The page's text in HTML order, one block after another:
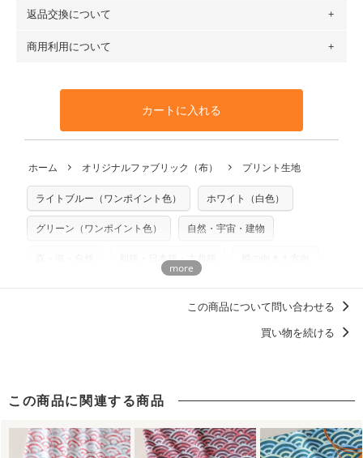
※カットを希望の方は備考欄に「50cmずつカット希望」など
ご記載ください（50cm単位でのカットのみ）
プリント布の仕様についてもっと詳しく見る
ットン（ダブルガーゼ）・100％コットン（ローン）・コッ
トンリネン（ビエラ織）・100％コットン（ツイル）・
100％コットン（キャンバス・11号帆布）です。
生地見本サンプル（無料）を購入する
・ネコポスでの配送は、布は2mまで型紙は2個までとなりま
も送料の表示が600円となり宅急便での配送となります。
となります。
※万が一、検品時に不備が見つかった場合は、4～5営業日後
※土日祝は営業日に含まれません。
※配送日のご指定は承れません。出来上がり次第、順次発送
返品交換について
・布はご注文後に注文数量のみをプリントするため、
購入後
や用尺をお間違えのないようお願いします。思っていた色味
と違う、などの理由での返品は承れません。予めご了承くだ
商用利用について
利用いただけます。「nunocoto fabric使用」といった記載
も不要です。（製品化した際に起こる全ての問題、クレーム
いませんのでご了承ください）
※有料型紙（ホームソーイング型紙シリーズ）および柄がえ
らべるキットに付属された型紙は商用利用できませんのでご
注意ください。型紙自体の転用・販売および型紙を使用して
商用利用についての詳細はこちら
カートに入れる
ホーム オリジナルファブリック（布） プリント生地
ライトブルー（ワンポイント色） ホワイト（白色）
グリーン（ワンポイント色） 自然・宇宙・建物
和柄・日本柄・古典柄
この商品について問い合わせる
買い物を続ける
この商品に関連する商品